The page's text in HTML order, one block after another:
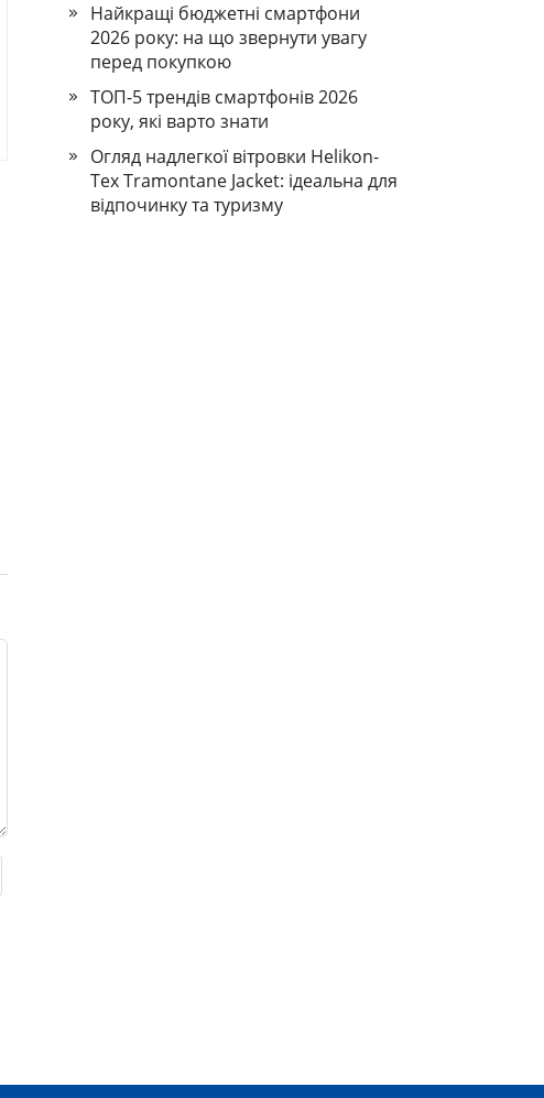
Найкращі бюджетні смартфони
2026 року: на що звернути увагу
перед покупкою
ТОП-5 трендів смартфонів 2026
року, які варто знати
Огляд надлегкої вітровки Helikon-
Tex Tramontane Jacket: ідеальна для
відпочинку та туризму